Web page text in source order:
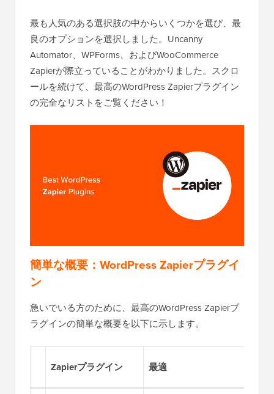
最も人気のある選択肢の中からいくつかを選び、最
良のオプションを選択しました。Uncanny
Automator、WPForms、およびWooCommerce
Zapierが際立っていることがわかりました。スクロ
ールを続けて、最高のWordPress Zapierプラグイン
の完全なリストをご覧ください！
簡単な概要：WordPress Zapierプラグイ
ン
急いでいる方のために、最高のWordPress Zapierプ
ラグインの簡単な概要を以下に示します。
Zapierプラグイン 最適